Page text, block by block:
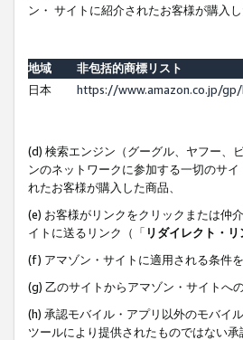
ン・ サイトに紹介されたお客様が購入し
地域
非包括的商標リスト
日本
https://www.amazon.co.jp/
(d) 検索エンジン（グーグル、ヤフー、
ンのネットワークに参加する一切のサイ
れたお客様が購入した商品、
(e) お客様がリンクをクリックまたは仲
イトに送るリンク（「 リダイレクト・リ
(f) アマゾン・サイトに適用される条件
(g) 乙のサイトからアマゾン・サイトへ
(h) 承認モバイル・アプリ以外のモバイ
ツールにより提供されたものではない